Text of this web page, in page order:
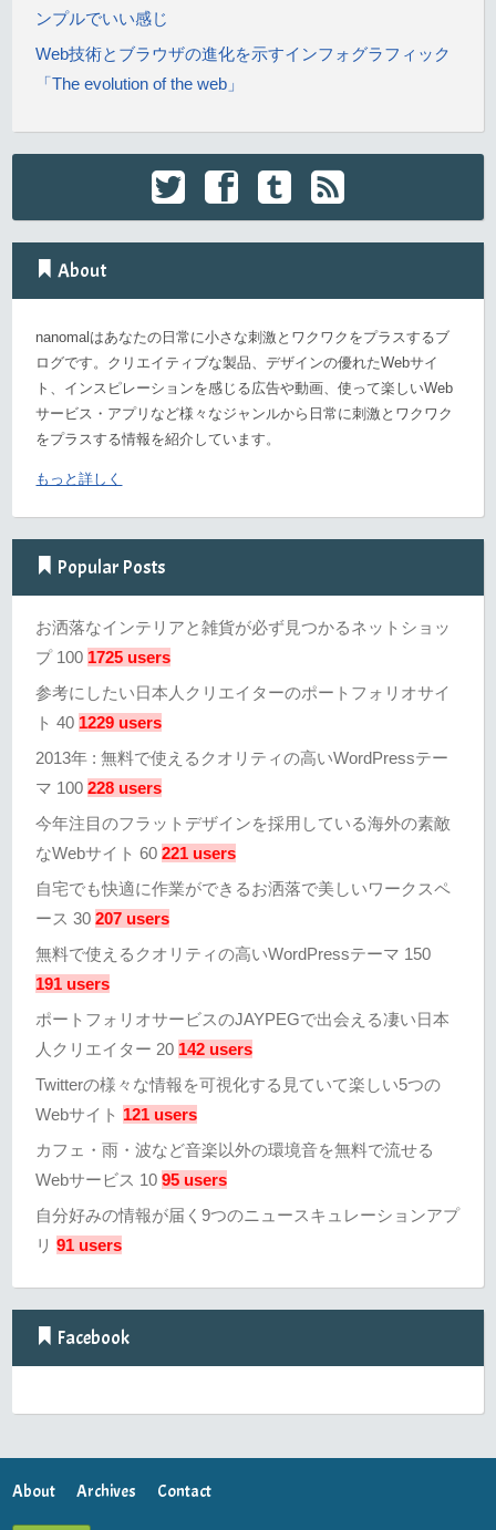
ンプルでいい感じ
Web技術とブラウザの進化を示すインフォグラフィック
「The evolution of the web」
About
nanomalはあなたの日常に小さな刺激とワクワクをプラスするブ
ログです。クリエイティブな製品、デザインの優れたWebサイ
ト、インスピレーションを感じる広告や動画、使って楽しいWeb
サービス・アプリなど様々なジャンルから日常に刺激とワクワク
をプラスする情報を紹介しています。
もっと詳しく
Popular Posts
お洒落なインテリアと雑貨が必ず見つかるネットショッ
プ 100 1725 users
参考にしたい日本人クリエイターのポートフォリオサイ
ト 40 1229 users
2013年 : 無料で使えるクオリティの高いWordPressテー
マ 100 228 users
今年注目のフラットデザインを採用している海外の素敵
なWebサイト 60 221 users
自宅でも快適に作業ができるお洒落で美しいワークスペ
ース 30 207 users
無料で使えるクオリティの高いWordPressテーマ 150
191 users
ポートフォリオサービスのJAYPEGで出会える凄い日本
人クリエイター 20 142 users
Twitterの様々な情報を可視化する見ていて楽しい5つの
Webサイト 121 users
カフェ・雨・波など音楽以外の環境音を無料で流せる
Webサービス 10 95 users
自分好みの情報が届く9つのニュースキュレーションアプ
リ 91 users
Facebook
About Archives Contact